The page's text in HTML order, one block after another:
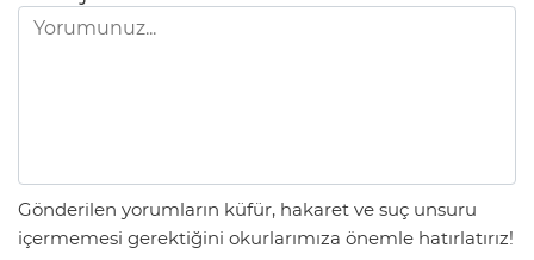
Gönderilen yorumların küfür, hakaret ve suç unsuru
içermemesi gerektiğini okurlarımıza önemle hatırlatırız!